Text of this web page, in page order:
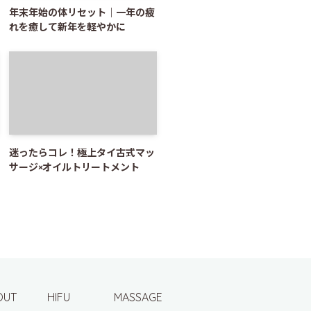
年末年始の体リセット｜一年の疲
れを癒して新年を軽やかに
迷ったらコレ！極上タイ古式マッ
サージ×オイルトリートメント
HIFU MASSAGE